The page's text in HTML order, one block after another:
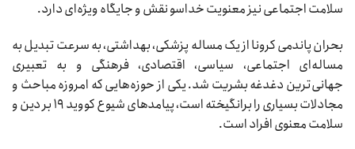
سلامت اجتماعی نیز معنویت خداسو نقش و جایگاه ویژه‌ای دارد.
بحران پاندمی کرونا از یک مساله پزشکی، بهداشتی، به سرعت تبدیل به
مساله‌ای اجتماعی، سیاسی، اقتصادی، فرهنگی و به تعبیری
جهانی‌ترین دغدغه بشریت شد. یکی از حوزه‌هایی که امروزه مباحث و
مجادلات بسیاری را برانگیخته است، پیامدهای شیوع کووید ۱۹ بر دین و
سلامت معنوی افراد است.